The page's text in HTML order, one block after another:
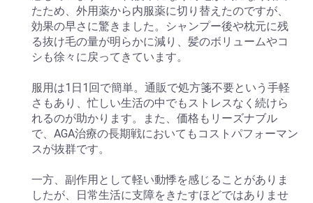
たため、外用薬から内服薬に切り替えたのですが、
効果の早さに驚きました。シャンプー後や枕元に残
る抜け毛の量が明らかに減り、髪のボリュームやコ
シも徐々に戻ってきています。
服用は1日1回で簡単。通販で処方箋不要という手軽
さもあり、忙しい生活の中でもストレスなく続けら
れるのが助かります。また、価格もリーズナブル
で、AGA治療の長期戦においてもコストパフォーマン
スが抜群です。
一方、副作用として軽い動悸を感じることがありま
したが、日常生活に支障をきたすほどではありませ